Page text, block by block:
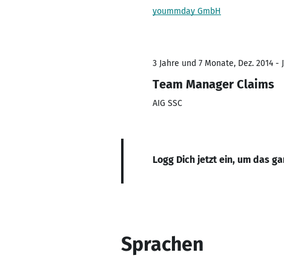
yoummday GmbH
3 Jahre und 7 Monate, Dez. 2014 -
Team Manager Claims
AIG SSC
Logg Dich jetzt ein, um das
Sprachen